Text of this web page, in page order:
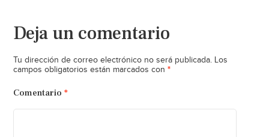
Deja un comentario
Tu dirección de correo electrónico no será publicada. Los
campos obligatorios están marcados con *
Comentario *